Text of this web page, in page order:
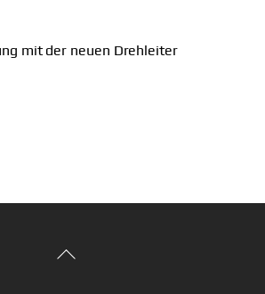
mit der neuen Drehleiter
Back